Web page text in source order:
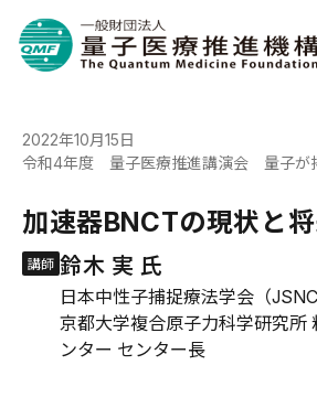
2022年10月15日
令和4年度 量子医療推進講演会 量子が
加速器BNCTの現状と
鈴木 実 氏
日本中性子捕捉療法学会（
京都大学複合原子力科学研究所
ンター センター長